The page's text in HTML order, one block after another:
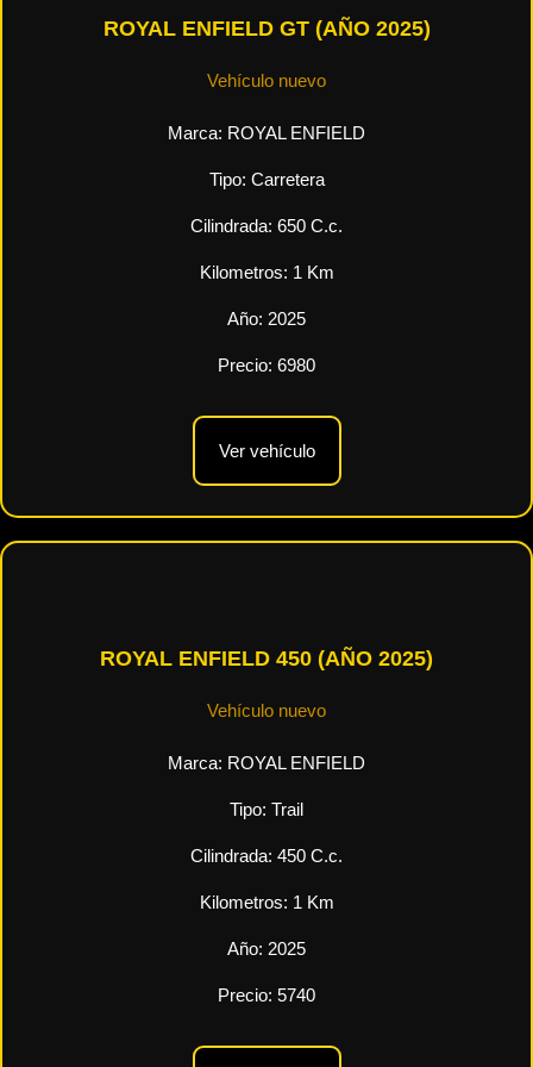
ROYAL ENFIELD GT (AÑO 2025)
Vehículo nuevo
Marca: ROYAL ENFIELD
Tipo: Carretera
Cilindrada: 650 C.c.
Kilometros: 1 Km
Año: 2025
Precio: 6980
Ver vehículo
ROYAL ENFIELD 450 (AÑO 2025)
Vehículo nuevo
Marca: ROYAL ENFIELD
Tipo: Trail
Cilindrada: 450 C.c.
Kilometros: 1 Km
Año: 2025
Precio: 5740